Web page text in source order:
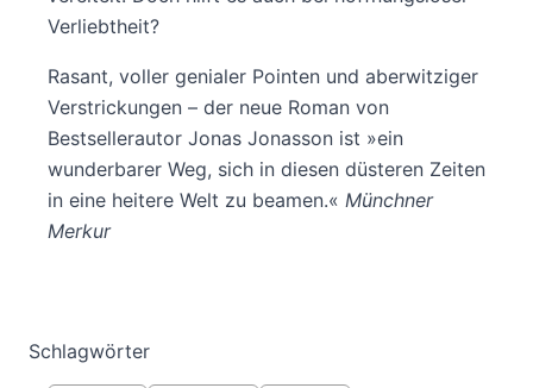
Verliebtheit?
Rasant, voller genialer Pointen und aberwitziger
Verstrickungen – der neue Roman von
Bestsellerautor Jonas Jonasson ist »ein
wunderbarer Weg, sich in diesen düsteren Zeiten
in eine heitere Welt zu beamen.« Münchner
Merkur
Schlagwörter